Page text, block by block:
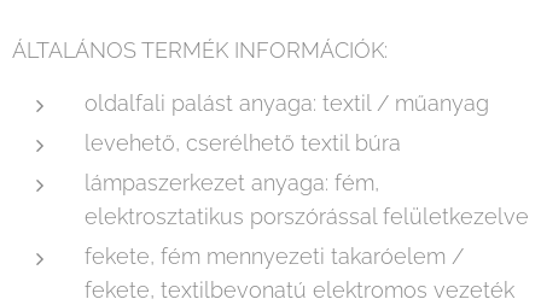
ÁLTALÁNOS TERMÉK INFORMÁCIÓK:
oldalfali palást anyaga: textil / műanyag
levehető, cserélhető textil búra
lámpaszerkezet anyaga: fém,
elektrosztatikus porszórással felületkezelve
fekete, fém mennyezeti takaróelem /
fekete, textilbevonatú elektromos vezeték